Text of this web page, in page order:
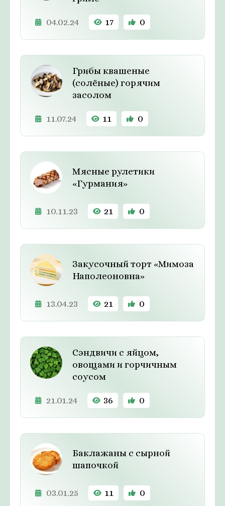
04.02.24 17 0
Грибы квашеные
(солёные) горячим
засолом
11.07.24 11 0
Мясные рулетики
«Гурмания»
10.11.23 21 0
Закусочный торт «Мимоза
Наполеоновна»
13.04.23 21 0
Сэндвичи с яйцом,
овощами и горчичным
соусом
21.01.24 36 0
Баклажаны с сырной
шапочкой
03.01.25 11 0